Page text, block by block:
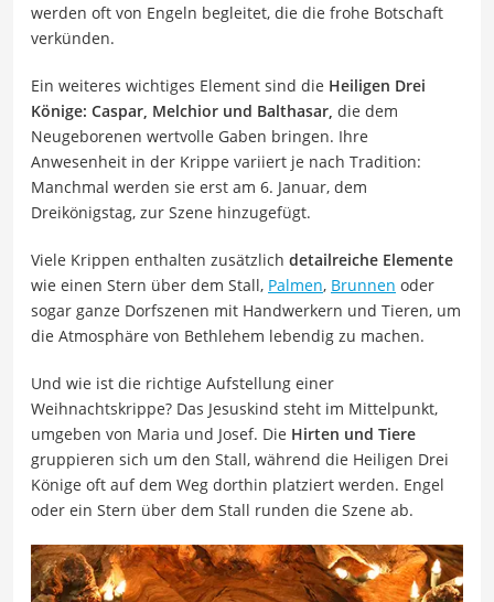
werden oft von Engeln begleitet, die die frohe Botschaft
verkünden.
Ein weiteres wichtiges Element sind die Heiligen Drei
Könige: Caspar, Melchior und Balthasar, die dem
Neugeborenen wertvolle Gaben bringen. Ihre
Anwesenheit in der Krippe variiert je nach Tradition:
Manchmal werden sie erst am 6. Januar, dem
Dreikönigstag, zur Szene hinzugefügt.
Viele Krippen enthalten zusätzlich detailreiche Elemente
wie einen Stern über dem Stall, Palmen, Brunnen oder
sogar ganze Dorfszenen mit Handwerkern und Tieren, um
die Atmosphäre von Bethlehem lebendig zu machen.
Und wie ist die richtige Aufstellung einer
Weihnachtskrippe? Das Jesuskind steht im Mittelpunkt,
umgeben von Maria und Josef. Die Hirten und Tiere
gruppieren sich um den Stall, während die Heiligen Drei
Könige oft auf dem Weg dorthin platziert werden. Engel
oder ein Stern über dem Stall runden die Szene ab.